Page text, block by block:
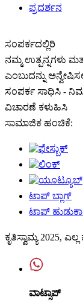
ಪ್ರದರ್ಶನ
ಸಂಪರ್ಕದಲ್ಲಿರಿ
ನಮ್ಮ ಉತ್ಪನ್ನಗಳು
ಎಂಬುದನ್ನು
ಸಂಪರ್ಕ ಸಾಧಿಸಿ -
ವಿಚಾರಣೆ ಕಳುಹಿಸಿ
ಸಾಮಾಜಿಕ ಹಂಚಿಕೆ:
ಟಾಪ್ ಬ್ಲಾಗ್
ಟಾಪ್
ಕೃತಿಸ್ವಾಮ್ಯ 2025,
ವಾಟ್ಸಾಪ್